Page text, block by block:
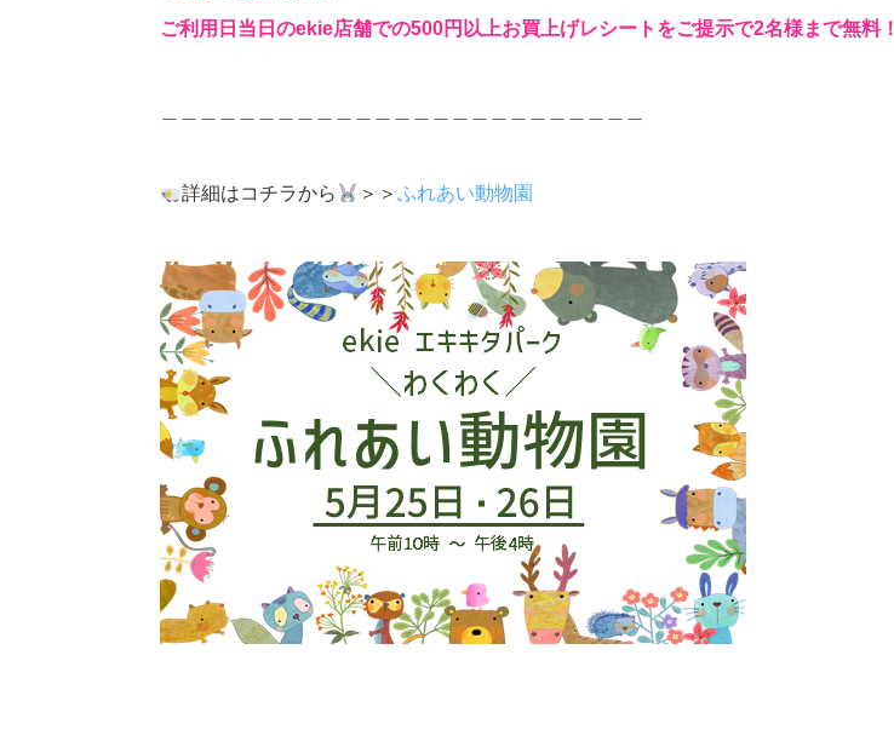
ご利用日当日のekie店舗での500円以上お買上げレシートをご提示で2名様まで無料！
詳細はコチラから ＞＞ふれあい動物園